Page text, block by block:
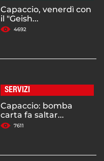
Capaccio, venerdì con
il "Geish...
4692
SERVIZI
Capaccio: bomba
carta fa saltar...
7611